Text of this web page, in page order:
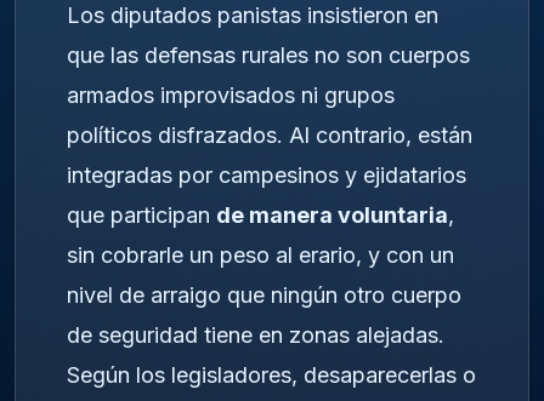
Los diputados panistas insistieron en
que las defensas rurales no son cuerpos
armados improvisados ni grupos
políticos disfrazados. Al contrario, están
integradas por campesinos y ejidatarios
que participan de manera voluntaria,
sin cobrarle un peso al erario, y con un
nivel de arraigo que ningún otro cuerpo
de seguridad tiene en zonas alejadas.
Según los legisladores, desaparecerlas o